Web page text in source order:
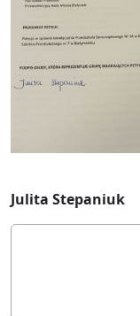
Julita Stepaniuk